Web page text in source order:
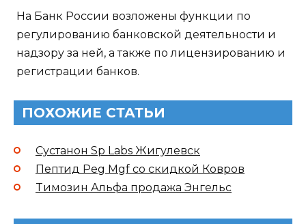
На Банк России возложены функции по
регулированию банковской деятельности и
надзору за ней, а также по лицензированию и
регистрации банков.
ПОХОЖИЕ СТАТЬИ
Сустанон Sp Labs Жигулевск
Пептид Peg Mgf со скидкой Ковров
Tимозин Альфа продажа Энгельс